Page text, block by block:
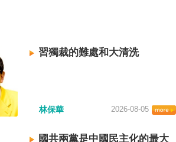
習獨裁的難處和大清洗
林保華 2026-08-05
國共兩黨是中國民主化的最大